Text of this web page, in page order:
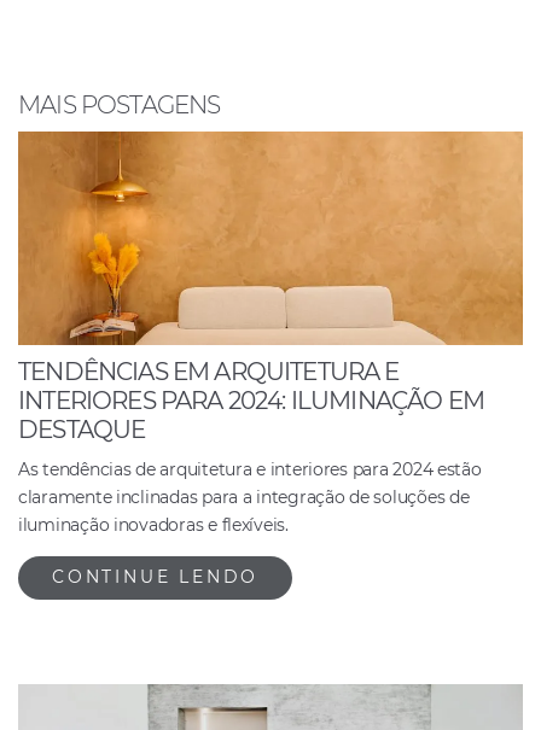
o
k
p
MAIS POSTAGENS
TENDÊNCIAS EM ARQUITETURA E
INTERIORES PARA 2024: ILUMINAÇÃO EM
DESTAQUE
As tendências de arquitetura e interiores para 2024 estão
claramente inclinadas para a integração de soluções de
iluminação inovadoras e flexíveis.
CONTINUE LENDO